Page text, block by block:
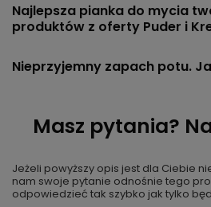
Najlepsza pianka do mycia
produktów z oferty Puder i
Nieprzyjemny zapach potu.
Masz pytania?
Jeżeli powyższy opis jest dla Ciebie
nam swoje pytanie odnośnie tego
odpowiedzieć tak szybko jak tylko